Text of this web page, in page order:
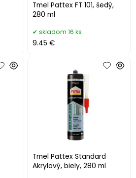
Tmel Pattex FT 101, šedý,
280 ml
skladom 16 ks
9.45 €
Tmel Pattex Standard
Akrylový, biely, 280 ml